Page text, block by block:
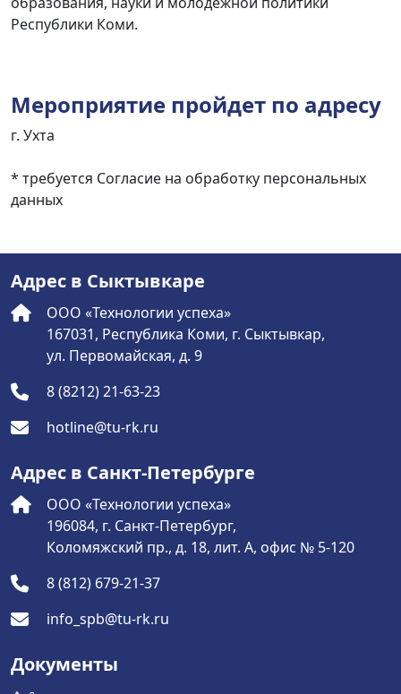
Республики Коми.
Мероприятие пройдет по адресу
г. Ухта
* требуется Согласие на обработку персональных
данных
Адрес в Сыктывкаре
ООО «Технологии успеха»
167031, Республика Коми, г. Сыктывкар,
ул. Первомайская, д. 9
8 (8212) 21-63-23
hotline@tu-rk.ru
Адрес в Санкт-Петербурге
ООО «Технологии успеха»
196084, г. Санкт-Петербург,
Коломяжский пр., д. 18, лит. А, офис № 5-120
8 (812) 679-21-37
info_spb@tu-rk.ru
Документы